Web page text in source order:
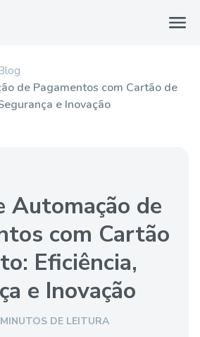
de Pagamentos com Cartão de
e Inovação
Automação de
com Cartão
Eficiência,
e Inovação
DE LEITURA